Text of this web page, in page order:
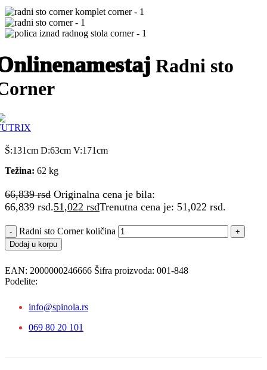
Radni sto
Š:131cm D:63cm V:171cm
Težina: 62 kg
66,839rsd Originalna cena je bila:
66,839 rsd.51,022 rsdTrenutna cena je: 51,022 rsd.
Radni sto Corner količina
Dodaj u korpu
EAN: 2000000246666 Šifra proizvoda: 001-848
Podelite:
info@spinola.rs
069 80 20 101